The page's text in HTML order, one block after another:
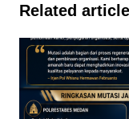
Related